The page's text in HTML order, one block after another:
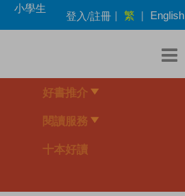
小學生
登入/註冊 | 繁 | English
好書推介
閱讀服務
十本好讀